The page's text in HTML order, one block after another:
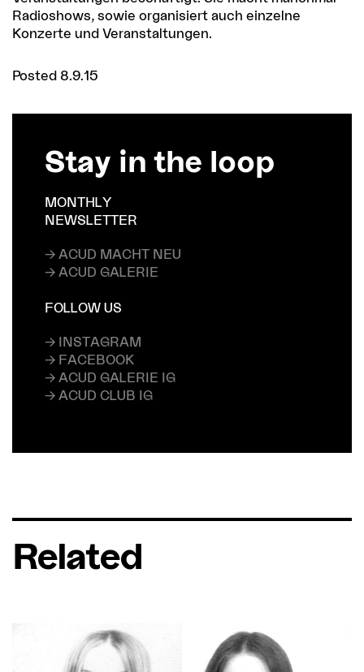
Radioshows, sowie organisiert auch einzelne
Konzerte und Veranstaltungen.
Posted 8.9.15
Stay in the loop
MONTHLY
NEWSLETTER
→ ACUD MACHT NEU
→ ACUD GALERIE
FOLLOW US
→ INSTAGRAM
→ FACEBOOK
→ ACUD GALERIE IG
→ ACUD CLUB IG
Related